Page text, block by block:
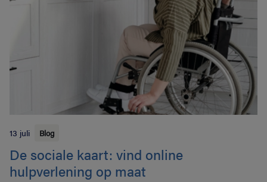
13 juli Blog
De sociale kaart: vind online
hulpverlening op maat